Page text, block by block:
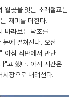
월곶을 잇는 소래철교는
재미를 더한다.
바라보는 낙조를
눈에 펼쳐진다. 오전
아침 좌판에서 만난
"고 했다. 아직 시간은
시장으로 내려선다.